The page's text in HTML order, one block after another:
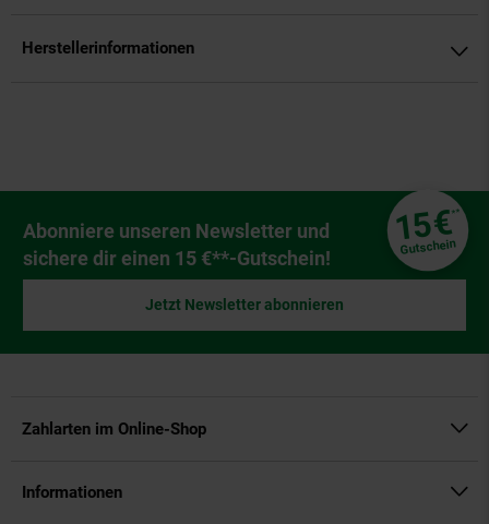
Herstellerinformationen
Newsletter Anmeldung
Abonniere unseren Newsletter und
sichere dir einen 15 €**-Gutschein!
15€**
Gutschein
Jetzt Newsletter abonnieren
Zahlarten im Online-Shop
Informationen